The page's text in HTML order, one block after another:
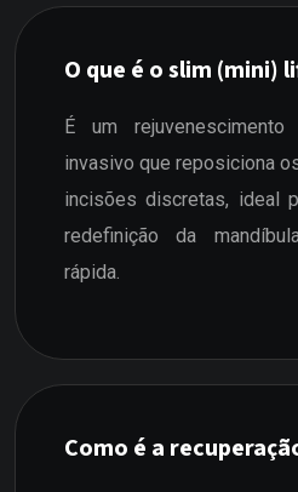
O que é o slim (mini)
É um rejuvenescimento
invasivo que reposiciona
incisões discretas, ideal
redefinição da
rápida.
Como é a